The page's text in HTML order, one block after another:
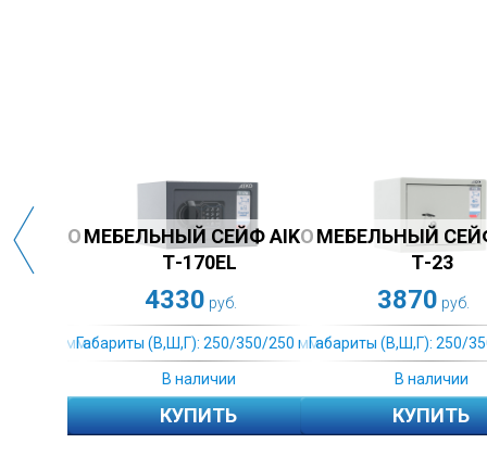
AIKO
250 мм.
МЕБЕЛЬНЫЙ СЕЙФ AIKO
Т-230 EL
5200руб.
Габариты (В,Ш,Г): 250/350/250 мм.
Под заказ
ЗАКАЗАТЬ
МЕБЕЛЬНЫЙ СЕЙФ
Т-230KL
3870руб.
Габариты (В,Ш,Г): 250/
В наличии
КУПИТЬ